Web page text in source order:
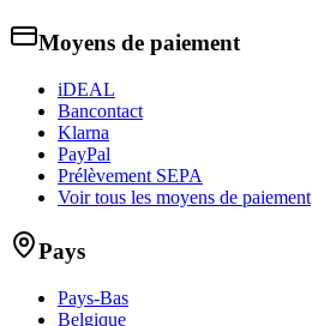
Moyens de paiement
iDEAL
Bancontact
Klarna
PayPal
Prélèvement SEPA
Voir tous les moyens de paiement
Pays
Pays-Bas
Belgique